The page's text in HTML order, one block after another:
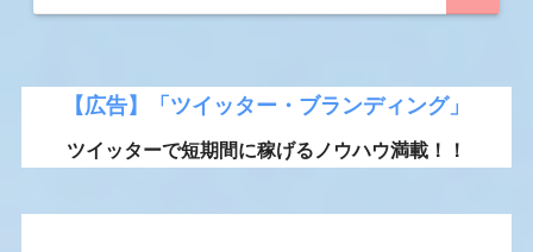
【広告】「ツイッター・ブランディング」
ツイッターで短期間に稼げるノウハウ満載！！